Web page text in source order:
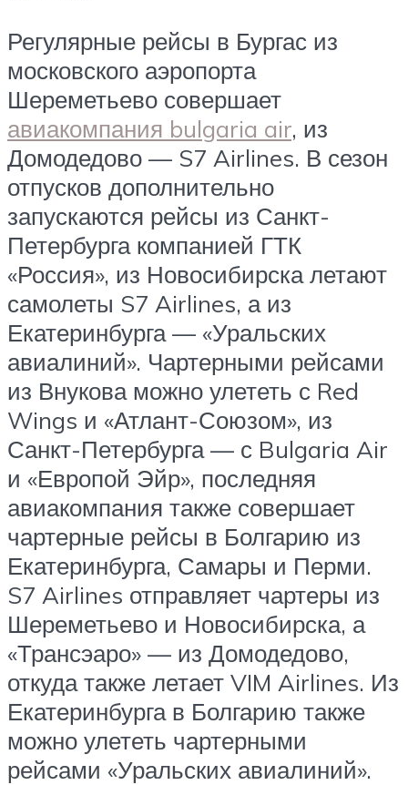
Регулярные рейсы в Бургас из
московского аэропорта
Шереметьево совершает
авиакомпания bulgaria air, из
Домодедово — S7 Airlines. В сезон
отпусков дополнительно
запускаются рейсы из Санкт-
Петербурга компанией ГТК
«Россия», из Новосибирска летают
самолеты S7 Airlines, а из
Екатеринбурга — «Уральских
авиалиний». Чартерными рейсами
из Внукова можно улететь с Red
Wings и «Атлант-Союзом», из
Санкт-Петербурга — с Bulgaria Air
и «Европой Эйр», последняя
авиакомпания также совершает
чартерные рейсы в Болгарию из
Екатеринбурга, Самары и Перми.
S7 Airlines отправляет чартеры из
Шереметьево и Новосибирска, а
«Трансэаро» — из Домодедово,
откуда также летает VIM Airlines. Из
Екатеринбурга в Болгарию также
можно улететь чартерными
рейсами «Уральских авиалиний».